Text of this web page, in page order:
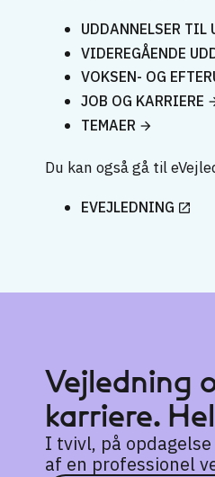
UDDANNELSER TIL
VIDEREGÅENDE
VOKSEN- OG
JOB OG KARRIERE
TEMAER
Du kan også gå til
EVEJLEDNING
Vejledning
karriere.
I tvivl, på
af en professionel